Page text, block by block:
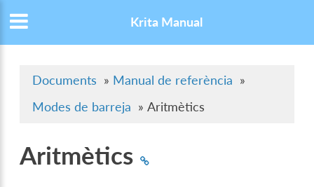
Krita Manual
Documents » Manual de referència »
Modes de barreja » Aritmètics
Aritmètics